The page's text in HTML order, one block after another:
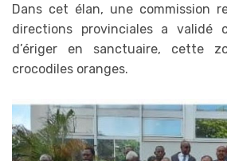
Dans cet élan, une commission
directions provinciales a validé
d’ériger en sanctuaire, cette
crocodiles oranges.